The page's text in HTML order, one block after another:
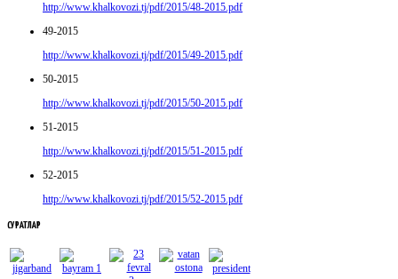
http://www.khalkovozi.tj/pdf/2015/48-2015.pdf
49-2015
http://www.khalkovozi.tj/pdf/2015/49-2015.pdf
50-2015
http://www.khalkovozi.tj/pdf/2015/50-2015.pdf
51-2015
http://www.khalkovozi.tj/pdf/2015/51-2015.pdf
52-2015
http://www.khalkovozi.tj/pdf/2015/52-2015.pdf
СУРАТЛАР